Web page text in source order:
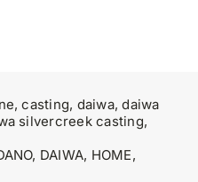
,casting, daiwa,daiwa
silvercreek casting,
, DAIWA, HOME,